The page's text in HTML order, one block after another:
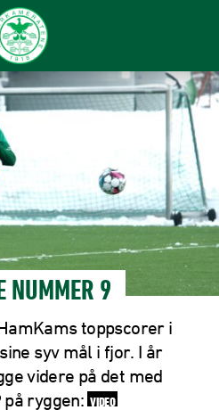
NUMMER 9
toppscorer i
syv mål i fjor. I år
videre på det med
ryggen: VIDEO